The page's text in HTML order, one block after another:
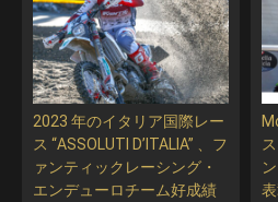
2023 年のイタリア国際レー
ス “ASSOLUTI D’ITALIA” 、フ
ァンティックレーシング・
エンデューロチーム好成績